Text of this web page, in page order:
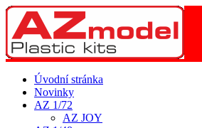
Úvodní stránka
Novinky
AZ 1/72
AZ JOY